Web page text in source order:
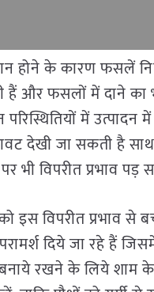
होने के कारण फसलें
हैं और फसलों में दाने का
में उत्पादन
देखी जा सकती है
भी विपरीत प्रभाव पड़
इस विपरीत प्रभाव से
परामर्श दिये जा रहे हैं
बनाये रखने के लिये शाम